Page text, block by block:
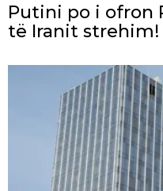
Putini po i ofron
të Iranit strehim!